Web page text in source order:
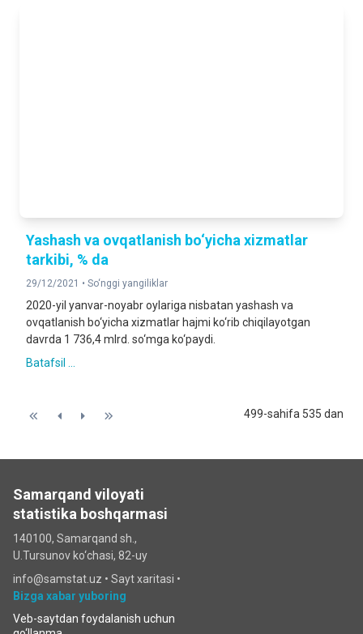
Yashash va ovqatlanish bo‘yicha xizmatlar
tarkibi, % da
29/12/2021 • So‘nggi yangiliklar
2020-yil yanvar-noyabr oylariga nisbatan yashash va
ovqatlanish bo‘yicha xizmatlar hajmi ko‘rib chiqilayotgan
davrda 1 736,4 mlrd. so‘mga ko‘paydi.
Batafsil ...
499-sahifa 535 dan
Samarqand viloyati
statistika boshqarmasi
140100, Samarqand sh.,
U.Tursunov ko‘chаsi, 82-uy
info@samstat.uz • Sayt xaritasi •
Bizga xabar yuboring
Veb-saytdan foydalanish uchun